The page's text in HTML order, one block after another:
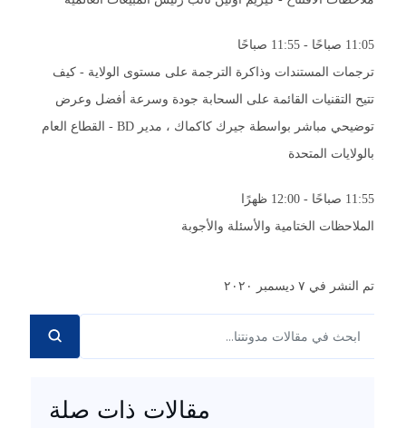
11:05 صباحًا - 11:55 صباحًا
ترجمات المستندات وذاكرة الترجمة على مستوى الولاية - كيف
تتيح التقنيات القائمة على السحابة جودة وسرعة أفضل وعرض
توضيحي مباشر بواسطة
جيرك كاكماك ، مدير BD - القطاع العام
بالولايات المتحدة
11:55 صباحًا - 12:00 ظهرًا
الملاحظات الختامية والأسئلة والأجوبة
تم النشر في ٧ ديسمبر ٢٠٢٠
مقالات ذات صلة